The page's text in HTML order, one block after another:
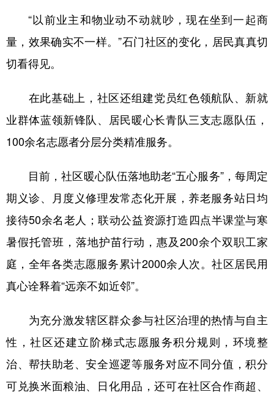
“以前业主和物业动不动就吵，现在坐到一起商
量，效果确实不一样。”石门社区的变化，居民真真切
切看得见。
在此基础上，社区还组建党员红色领航队、新就
业群体蓝领新锋队、居民暖心长青队三支志愿队伍，
100余名志愿者分层分类精准服务。
目前，社区暖心队伍落地助老“五心服务”，每周定
期义诊、月度义修理发常态化开展，养老服务站日均
接待50余名老人；联动公益资源打造四点半课堂与寒
暑假托管班，落地护苗行动，惠及200余个双职工家
庭，全年各类志愿服务累计2000余人次。社区居民用
真心诠释着“远亲不如近邻”。
为充分激发辖区群众参与社区治理的热情与自主
性，社区还建立阶梯式志愿服务积分规则，环境整
治、帮扶助老、安全巡逻等服务对应不同分值，积分
可兑换米面粮油、日化用品，还可在社区合作商超、